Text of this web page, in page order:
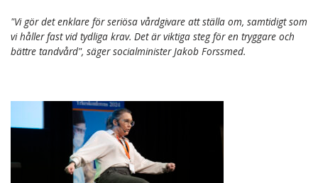
"Vi gör det enklare för seriösa vårdgivare att ställa om, samtidigt som
vi håller fast vid tydliga krav. Det är viktiga steg för en tryggare och
bättre tandvård", säger socialminister Jakob Forssmed.